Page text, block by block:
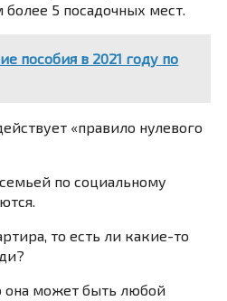
5 посадочных мест.
пособия в 2021 году по
«правило нулевого
по социальному
то есть ли какие-то
она может быть любой